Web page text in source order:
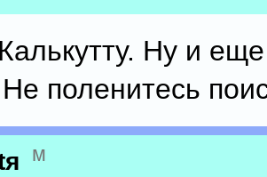
Ну и
поленитесь
м